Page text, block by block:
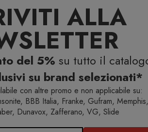
ALLA
del 5% su tutto il
su brand selezionati*
con altre promo e non applicabile su:
BBB Italia, Franke, Gufram,
Dunavox, Zafferano, VG, Slide
Tempo Oro e Argento Alzata Argento